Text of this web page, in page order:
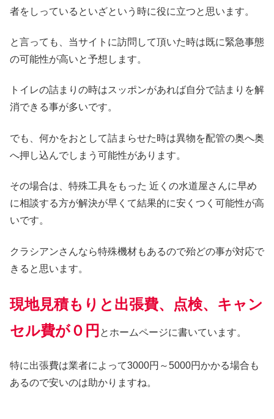
者をしっているといざという時に役に立つと思います。
と言っても、当サイトに訪問して頂いた時は既に緊急事態
の可能性が高いと予想します。
トイレの詰まりの時はスッポンがあれば自分で詰まりを解
消できる事が多いです。
でも、何かをおとして詰まらせた時は異物を配管の奥へ奥
へ押し込んでしまう可能性があります。
その場合は、特殊工具をもった 近くの水道屋さんに早め
に相談する方が解決が早くて結果的に安くつく可能性が高
いです。
クラシアンさんなら特殊機材もあるので殆どの事が対応で
きると思います。
現地見積もりと出張費、点検、キャン
セル費が０円 とホームページに書いています。
特に出張費は業者によって3000円～5000円かかる場合も
あるので安いのは助かりますね。